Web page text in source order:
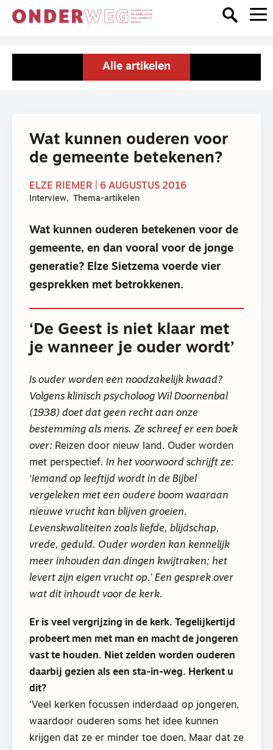
Alle artikelen
Wat kunnen ouderen voor
de gemeente betekenen?
ELZE RIEMER | 6 AUGUSTUS 2016
Interview Thema-artikelen
Wat kunnen ouderen betekenen voor de
gemeente, en dan vooral voor de jonge
generatie? Elze Sietzema voerde vier
gesprekken met betrokkenen.
‘De Geest is niet klaar met
je wanneer je ouder wordt’
Is ouder worden een noodzakelijk kwaad?
Volgens klinisch psycholoog Wil Doornenbal
(1938) doet dat geen recht aan onze
bestemming als mens. Ze schreef er een boek
over: Reizen door nieuw land. Ouder worden
met perspectief. In het voorwoord schrijft ze:
‘Iemand op leeftijd wordt in de Bijbel
vergeleken met een oudere boom waaraan
nieuwe vrucht kan blijven groeien.
Levenskwaliteiten zoals liefde, blijdschap,
vrede, geduld. Ouder worden kan kennelijk
meer inhouden dan dingen kwijtraken; het
levert zijn eigen vrucht op.’ Een gesprek over
wat dit inhoudt voor de kerk.
Er is veel vergrijzing in de kerk. Tegelijkertijd
probeert men met man en macht de jongeren
vast te houden. Niet zelden worden ouderen
daarbij gezien als een sta-in-weg. Herkent u
dit?
‘Veel kerken focussen inderdaad op jongeren,
waardoor ouderen soms het idee kunnen
krijgen dat ze er minder toe doen. Maar dat ze